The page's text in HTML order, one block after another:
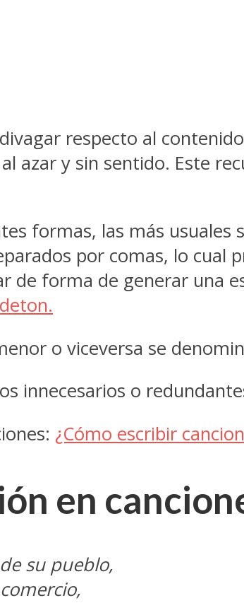
respecto al
azar y sin sentido. Este
formas, las más usuales
por comas, lo cual
de forma de generar una
o viceversa se
innecesarios o
¿Cómo escribir
en
su pueblo,